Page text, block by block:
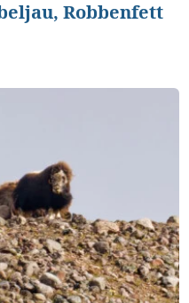
Robbenfett